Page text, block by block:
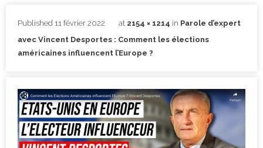
Published 11 février 2022 at 2154 × 1214 in Parole d’expert
avec Vincent Desportes : Comment les élections
américaines influencent l’Europe ?